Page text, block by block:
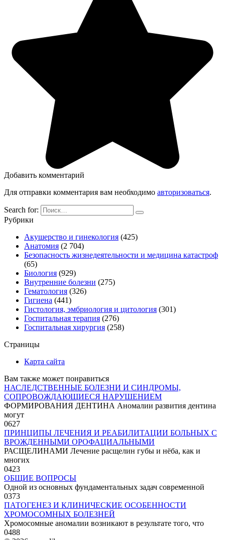
Добавить комментарий
Для отправки комментария вам необходимо авторизоваться.
Search for:
Рубрики
Акушерство и гинекология (425)
Анатомия (2 704)
Безопасность жизнедеятельности и медицина катастроф
(65)
Биология (929)
Внутренние болезни (275)
Гематология (326)
Гигиена (441)
Гистология, эмбриология и цитология (301)
Госпитальная терапия (276)
Госпитальная хирургия (258)
Страницы
Карта сайта
Вам также может понравиться
НАСЛЕДСТВЕННЫЕ БОЛЕЗНИ И СИНДРОМЫ,
СОПРОВОЖДАЮЩИЕСЯ НАРУШЕНИЕМ
ФОРМИРОВАНИЯ ДЕНТИНА Аномалии развития дентина
могут
0627
ПРИНЦИПЫ ЛЕЧЕНИЯ И РЕАБИЛИТАЦИИ БОЛЬНЫХ С
ВРОЖДЕННЫМИ ОРОФАЦИАЛЬНЫМИ
РАСЩЕЛИНАМИ Лечение расщелин губы и нёба, как и
многих
0423
ОБЩИЕ ВОПРОСЫ
Одной из основных фундаментальных задач современной
0373
ПАТОГЕНЕЗ И КЛИНИЧЕСКИЕ ОСОБЕННОСТИ
ХРОМОСОМНЫХ БОЛЕЗНЕЙ
Хромосомные аномалии возникают в результате того, что
0488